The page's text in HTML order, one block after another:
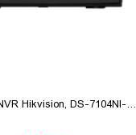
ჩამწერი,NVR Hikvision, DS-7104NI-Q1/M (D), 1sata,4ch